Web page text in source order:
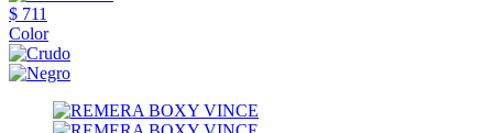
$ 711
Color